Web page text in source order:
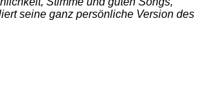
seine ganz persönliche Version des